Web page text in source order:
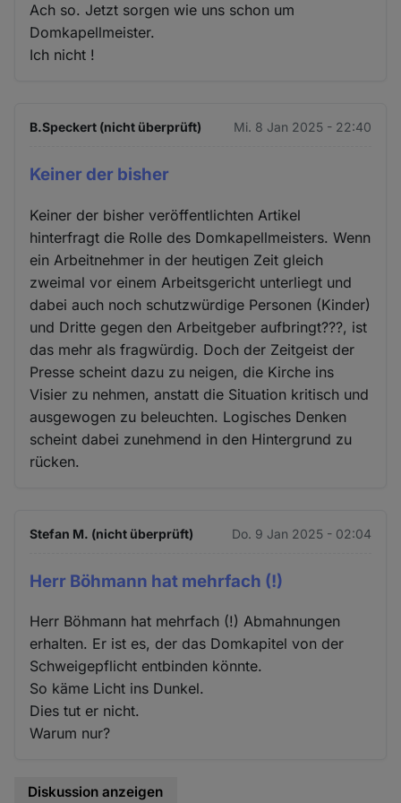
Ach so. Jetzt sorgen wie uns schon um
Domkapellmeister.
Ich nicht !
B.Speckert (nicht überprüft) Mi. 8 Jan 2025 - 22:40
Keiner der bisher
Keiner der bisher veröffentlichten Artikel
hinterfragt die Rolle des Domkapellmeisters. Wenn
ein Arbeitnehmer in der heutigen Zeit gleich
zweimal vor einem Arbeitsgericht unterliegt und
dabei auch noch schutzwürdige Personen (Kinder)
und Dritte gegen den Arbeitgeber aufbringt???, ist
das mehr als fragwürdig. Doch der Zeitgeist der
Presse scheint dazu zu neigen, die Kirche ins
Visier zu nehmen, anstatt die Situation kritisch und
ausgewogen zu beleuchten. Logisches Denken
scheint dabei zunehmend in den Hintergrund zu
rücken.
Stefan M. (nicht überprüft) Do. 9 Jan 2025 - 02:04
Herr Böhmann hat mehrfach (!)
Herr Böhmann hat mehrfach (!) Abmahnungen
erhalten. Er ist es, der das Domkapitel von der
Schweigepflicht entbinden könnte.
So käme Licht ins Dunkel.
Dies tut er nicht.
Warum nur?
Diskussion anzeigen